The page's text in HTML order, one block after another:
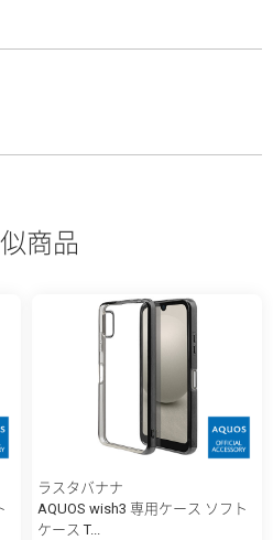
商品
ラスタバナナ
AQUOS wish3 専用ケース ソフト
ケース T...